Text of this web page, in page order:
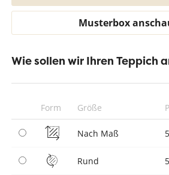
Musterbox
Wie sollen wir Ihren Teppich
Form Größe
Nach Maß
Rund